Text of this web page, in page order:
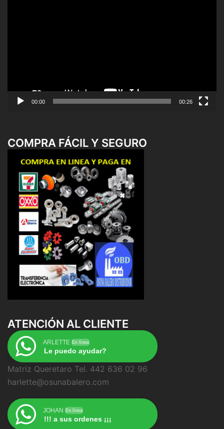
00:00 00:26
COMPRA FÁCIL Y SEGURO
ATENCIÓN AL CLIENTE
ARLETTE En línea
Le puedo ayudar?
Matriz Queretaro Tel. 442 636 02 96
harlette@osunabalero.com
JOHAN En línea
!!! a sus ordenes ¡¡¡